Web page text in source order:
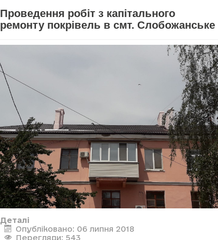
Проведення робіт з капітального
ремонту покрівель в смт. Слобожанське
Деталі
Опубліковано: 06 липня 2018
Перегляди: 543